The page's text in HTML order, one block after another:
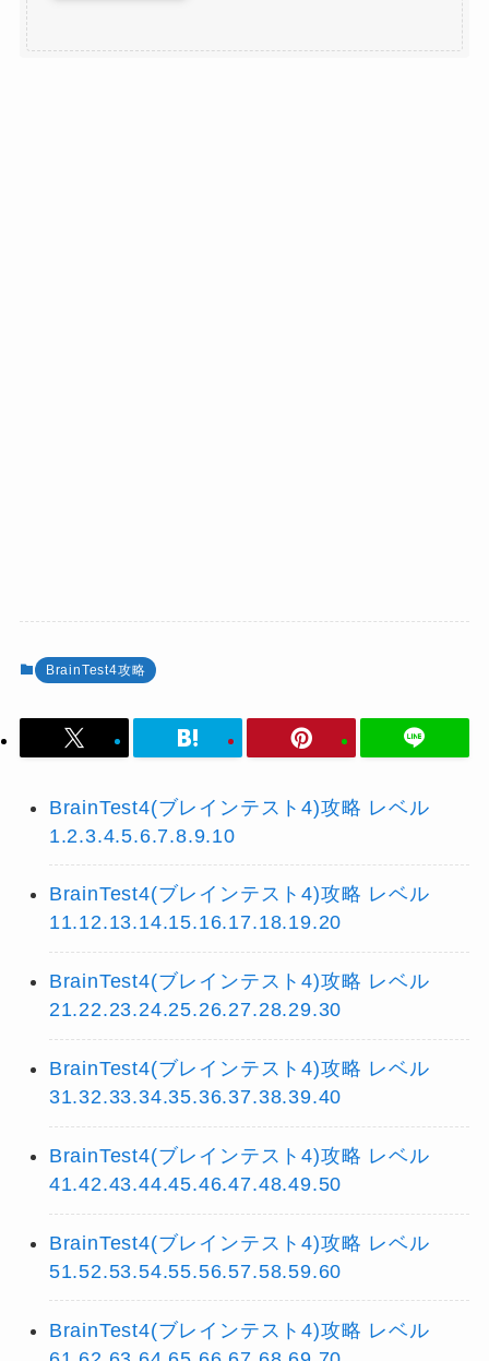
BrainTest4攻略
BrainTest4(ブレインテスト4)攻略 レベル
1.2.3.4.5.6.7.8.9.10
BrainTest4(ブレインテスト4)攻略 レベル
11.12.13.14.15.16.17.18.19.20
BrainTest4(ブレインテスト4)攻略 レベル
21.22.23.24.25.26.27.28.29.30
BrainTest4(ブレインテスト4)攻略 レベル
31.32.33.34.35.36.37.38.39.40
BrainTest4(ブレインテスト4)攻略 レベル
41.42.43.44.45.46.47.48.49.50
BrainTest4(ブレインテスト4)攻略 レベル
51.52.53.54.55.56.57.58.59.60
BrainTest4(ブレインテスト4)攻略 レベル